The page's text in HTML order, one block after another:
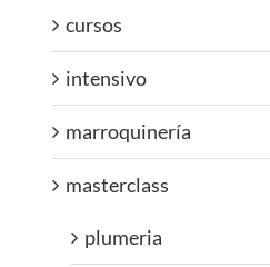
cursos
intensivo
marroquinería
masterclass
plumeria